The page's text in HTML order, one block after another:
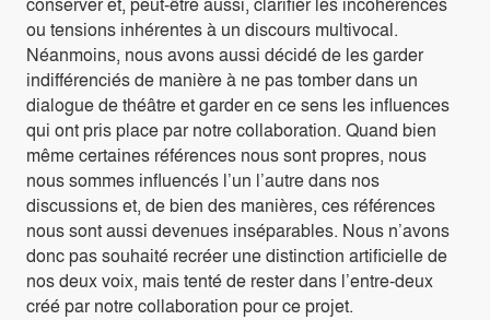
ou tensions inhérentes à un discours multivocal.
Néanmoins, nous avons aussi décidé de les garder
indifférenciés de manière à ne pas tomber dans un
dialogue de théâtre et garder en ce sens les influences
qui ont pris place par notre collaboration. Quand bien
même certaines références nous sont propres, nous
nous sommes influencés l’un l’autre dans nos
discussions et, de bien des manières, ces références
nous sont aussi devenues inséparables. Nous n’avons
donc pas souhaité recréer une distinction artificielle de
nos deux voix, mais tenté de rester dans l’entre-deux
créé par notre collaboration pour ce projet.